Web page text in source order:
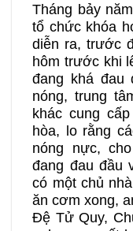
Tháng bảy
tổ chức khóa
diễn ra, trước
hôm trước khi
đang khá
nóng, trung
khác cung
hòa, lo rằng
nóng nực,
đang đau đầu
có một chủ
ăn cơm xong,
Đệ Tử Quy,